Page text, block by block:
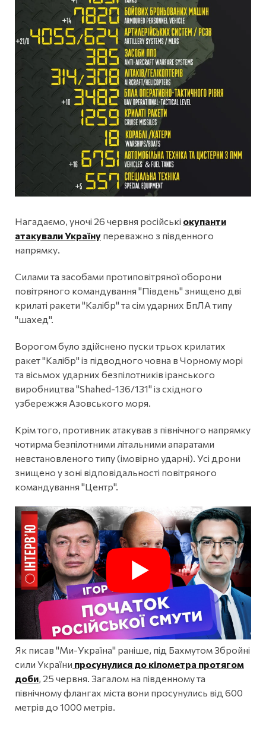
Нагадаємо, уночі 26 червня російські окупанти
атакували Україну переважно з південного
напрямку.
Силами та засобами протиповітряної оборони
повітряного командування "Південь" знищено дві
крилаті ракети "Калібр" та сім ударних БпЛА типу
"шахед".
Ворогом було здійснено пуски трьох крилатих
ракет "Калібр" із підводного човна в Чорному морі
та вісьмох ударних безпілотників іранського
виробництва "Shahed-136/131" із східного
узбережжя Азовського моря.
Крім того, противник атакував з північного напрямку
чотирма безпілотними літальними апаратами
невстановленого типу (імовірно ударні). Усі дрони
знищено у зоні відповідальності повітряного
командування "Центр".
Як писав "Ми-Україна" раніше, під Бахмутом Збройні
сили України просунулися до кілометра протягом
доби, 25 червня. Загалом на південному та
північному флангах міста вони просунулись від 600
метрів до 1000 метрів.